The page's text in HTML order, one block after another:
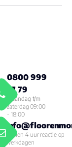
0800 999
77 79
Maandag t/m
zaterdag 09:00
- 18:00
Binnen 4 uur reactie op
werkdagen